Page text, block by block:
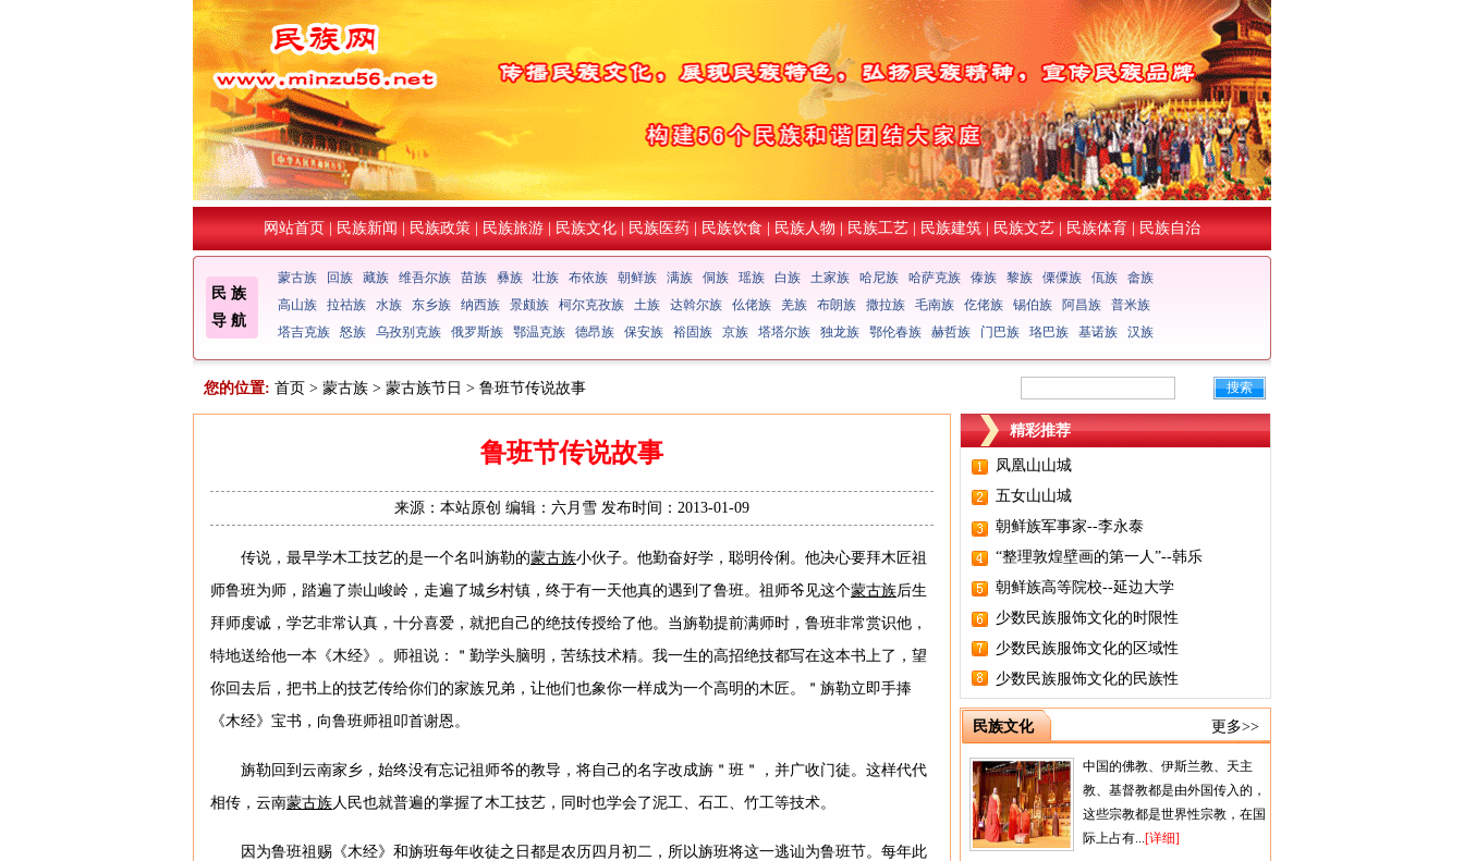
网站首页 民族新闻 民族政策 民族旅游 民族文化 民族医药 民族饮食 民族人物 民族工艺 民族建筑 民族文艺 民族体育 民族自治
民 族
导 航
蒙古族 回族 藏族 维吾尔族 苗族 彝族 壮族 布依族 朝鲜族 满族 侗族 瑶族 白族 土家族 哈尼族 哈萨克族 傣族 黎族 傈僳族 佤族
畲族
高山族
拉祜族 水族 东乡族 纳西族 景颇族 柯尔克孜族 土族 达斡尔族 仫佬族 羌族 布朗族 撒拉族 毛南族 仡佬族 锡伯族 阿昌族
普米族
塔吉克族
怒族 乌孜别克族 俄罗斯族 鄂温克族 德昂族 保安族 裕固族 京族 塔塔尔族 独龙族 鄂伦春族 赫哲族 门巴族 珞巴族 基诺族 汉族
您的位置: 首页 > 蒙古族 > 蒙古族节日 > 鲁班节传说故事 搜索
鲁班节传说故事
来源：本站原创 编辑：六月雪 发布时间：2013-01-09
传说，最早学木工技艺的是一个名叫旃勒的蒙古族小伙子。他勤奋好学，聪明伶俐。他决心要拜木匠祖
师鲁班为师，踏遍了崇山峻岭，走遍了城乡村镇，终于有一天他真的遇到了鲁班。祖师爷见这个蒙古族后生
拜师虔诚，学艺非常认真，十分喜爱，就把自己的绝技传授给了他。当旃勒提前满师时，鲁班非常赏识他，
特地送给他一本《木经》。师祖说：＂勤学头脑明，苦练技术精。我一生的高招绝技都写在这本书上了，望
你回去后，把书上的技艺传给你们的家族兄弟，让他们也象你一样成为一个高明的木匠。＂旃勒立即手捧
《木经》宝书，向鲁班师祖叩首谢恩。
旃勒回到云南家乡，始终没有忘记祖师爷的教导，将自己的名字改成旃＂班＂，并广收门徒。这样代代
相传，云南蒙古族人民也就普遍的掌握了木工技艺，同时也学会了泥工、石工、竹工等技术。
因为鲁班祖赐《木经》和旃班每年收徒之日都是农历四月初二，所以旃班将这一逃讪为鲁班节。每年此
精彩推荐
凤凰山山城
五女山山城
朝鲜族军事家--李永泰
“整理敦煌壁画的第一人”--韩乐
朝鲜族高等院校--延边大学
少数民族服饰文化的时限性
少数民族服饰文化的区域性
少数民族服饰文化的民族性
更多>>
民族文化
中国的佛教、伊斯兰教、天主
教、基督教都是由外国传入的，
这些宗教都是世界性宗教，在国
际上占有...[详细]